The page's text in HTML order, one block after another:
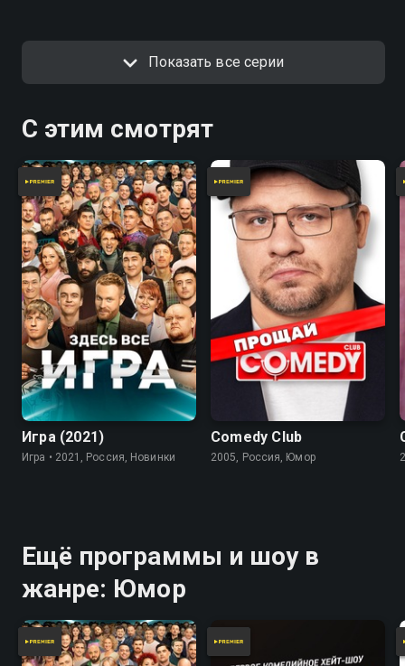
Показать все серии
С этим смотрят
7.8
Игра (2021)
Игра • 2021, Россия, Новинки
Comedy Club
2005, Россия, Юмор
Ещё программы и шоу в
жанре: Юмор